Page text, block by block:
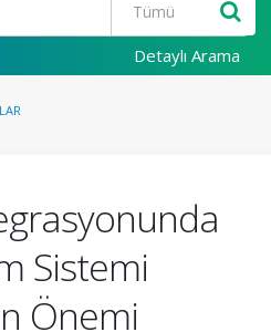
Detaylı Arama
Sistemi
Önemi